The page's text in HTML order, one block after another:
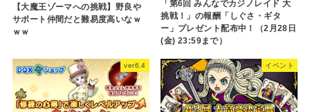
【大魔王ゾーマへの挑戦】野良や
サポート仲間だと難易度高いなｗ
ｗｗ
「第6回 みんなでカジノレイド 大
挑戦！」の報酬「しぐさ・ギタ
ー」プレゼント配布中！（2月28日
(金) 23:59まで）
ver6.4 イベント